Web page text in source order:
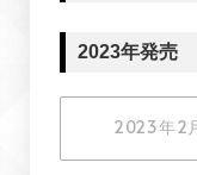
2023年発売
2023年2